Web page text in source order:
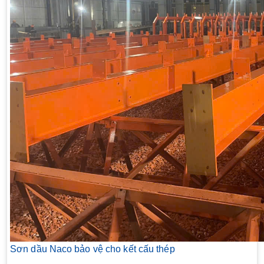
Sơn dầu Naco bảo vệ cho kết cấu thép